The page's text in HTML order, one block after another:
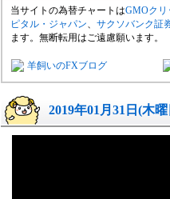
当サイトの為替チャートはGMOクリ
ピタル・ジャパン、 サクソバンク証
ます。無断転用はご遠慮願います。
羊飼いのFXブログ
2019年01月31日(木